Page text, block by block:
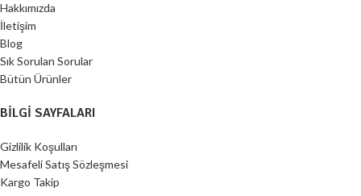
Hakkımızda
İletişim
Blog
Sık Sorulan Sorular
Bütün Ürünler
BILGI SAYFALARI
Gizlilik Koşulları
Mesafeli Satış Sözleşmesi
Kargo Takip